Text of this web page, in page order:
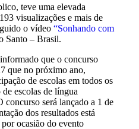
teve uma elevada
visualizações e mais de
o vídeo “Sonhando com
Santo – Brasil.
que o concurso
que no próximo ano,
de escolas em todos os
escolas de língua
concurso será lançado a 1 de
dos resultados está
ocasião do evento